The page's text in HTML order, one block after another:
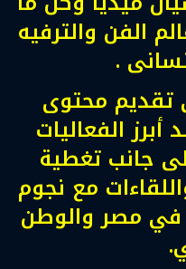
الفن والترفيه
.
تقديم محتوى
الفعاليات
جانب تغطية
مع نجوم
في مصر والوطن